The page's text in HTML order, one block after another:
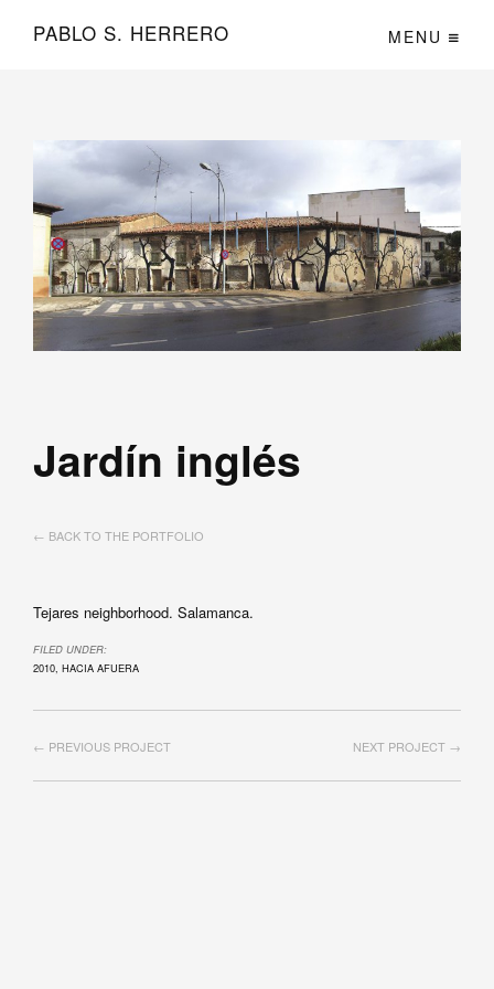
PABLO S. HERRERO MENU
Jardín inglés
← BACK TO THE PORTFOLIO
Tejares neighborhood. Salamanca.
FILED UNDER:
2010, HACIA AFUERA
NEXT PROJECT →
← PREVIOUS PROJECT